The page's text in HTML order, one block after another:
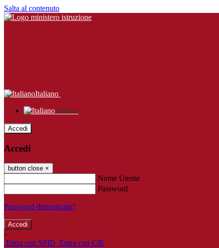
Salta al contenuto
Italiano
Italiano
Accedi
Accedi
button close ×
Nome Utente
Password
Password dimenticata?
-
Entra con SPID Entra con CIE